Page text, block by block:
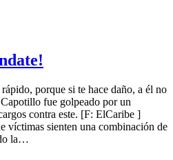
porque si te hace daño, a él no
fue golpeado por un
contra este. [F: ElCaribe ]
víctimas sienten una combinación de
la…